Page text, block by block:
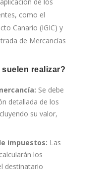
como el
Canario (IGIC) y
de Mercancías
realizar?
Se debe
detallada de los
su valor,
impuestos: Las
los
destinatario